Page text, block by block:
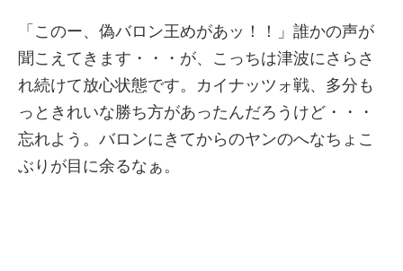
「このー、偽バロン王めがあッ！！」誰かの声が
聞こえてきます・・・が、こっちは津波にさらさ
れ続けて放心状態です。カイナッツォ戦、多分も
っときれいな勝ち方があったんだろうけど・・・
忘れよう。バロンにきてからのヤンのへなちょこ
ぶりが目に余るなぁ。